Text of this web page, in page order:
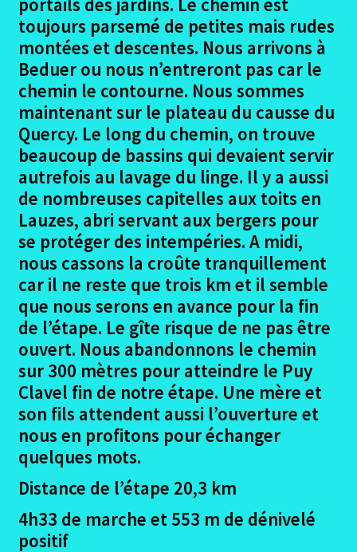
menu
enfant
Figeac
Figeac Photos
Figeac – Le Gréalou
Figeac – Le Gréalou photos
Le Gréalou – St Jean de Laur
Le Gréalou – St Jean de Laur photos
St Jean de Laur – Varaire
St Jean de Laur – Varaire photos
Varaire – La Burgade (L’Escalié)
Varaire – La Burgade photos
La Burgade – La Rozière (Les Mathieux)
La Burgade – La Rozière photos
toujours parsemé de petites mais rudes
montées et descentes. Nous arrivons à
Beduer ou nous n’entreront pas car le
chemin le contourne. Nous sommes
maintenant sur le plateau du causse du
Quercy. Le long du chemin, on trouve
beaucoup de bassins qui devaient servir
autrefois au lavage du linge. Il y a aussi
de nombreuses capitelles aux toits en
Lauzes, abri servant aux bergers pour
se protéger des intempéries. A midi,
nous cassons la croûte tranquillement
car il ne reste que trois km et il semble
que nous serons en avance pour la fin
de l’étape. Le gîte risque de ne pas être
ouvert. Nous abandonnons le chemin
sur 300 mètres pour atteindre le Puy
Clavel fin de notre étape. Une mère et
son fils attendent aussi l’ouverture et
nous en profitons pour échanger
quelques mots.
Distance de l’étape 20,3 km
4h33 de marche et 553 m de dénivelé
positif